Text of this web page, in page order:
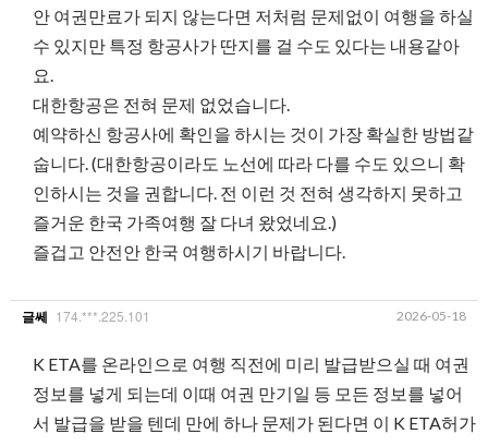
안 여권만료가 되지 않는다면 저처럼 문제없이 여행을 하실
수 있지만 특정 항공사가 딴지를 걸 수도 있다는 내용같아
요.
대한항공은 전혀 문제 없었습니다.
예약하신 항공사에 확인을 하시는 것이 가장 확실한 방법같
숩니다. (대한항공이라도 노선에 따라 다를 수도 있으니 확
인하시는 것을 권합니다. 전 이런 것 전혀 생각하지 못하고
즐거운 한국 가족여행 잘 다녀 왔었네요.)
즐겁고 안전안 한국 여행하시기 바랍니다.
글쎄 174.***.225.101 2026-05-18
K ETA를 온라인으로 여행 직전에 미리 발급받으실 때 여권
정보를 넣게 되는데 이때 여권 만기일 등 모든 정보를 넣어
서 발급을 받을 텐데 만에 하나 문제가 된다면 이 K ETA허가